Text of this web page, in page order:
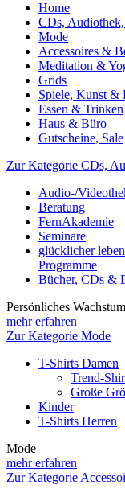
Home
CDs,
Mode
Accessoires &
Meditation &
Grids
Spiele, Kunst &
Essen & Trinken
Haus & Büro
Gutscheine, Sale
Zur Kategorie CDs,
Audio-/
Beratung
FernAkademie
Seminare
glücklicher
Programme
Bücher, CDs &
Persönliches Wachstum
mehr erfahren
Zur Kategorie Mode
T-Shirts Damen
Trend-
Große
Kinder
T-Shirts Herren
Mode
mehr erfahren
Zur Kategorie